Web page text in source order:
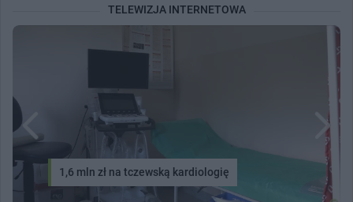
TELEWIZJA INTERNETOWA
1,6 mln zł na tczewską kardiologię